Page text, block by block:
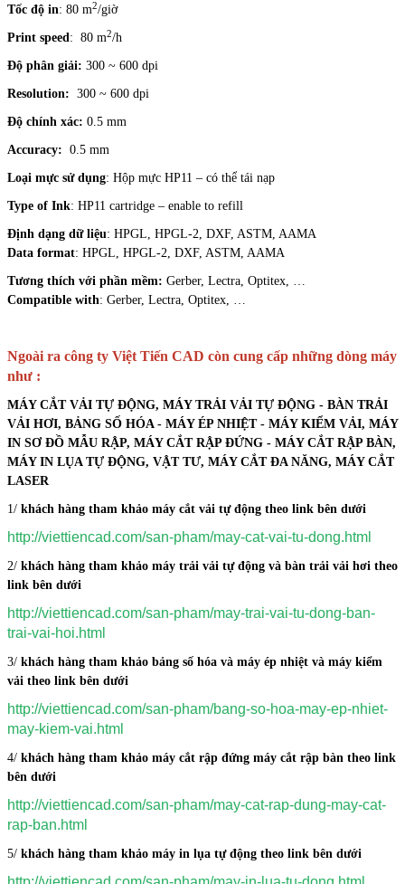
Tốc độ in: 80 m2/giờ
Print speed: 80 m2/h
Độ phân giải: 300 ~ 600 dpi
Resolution: 300 ~ 600 dpi
Độ chính xác: 0.5 mm
Accuracy: 0.5 mm
Loại mực sử dụng: Hộp mực HP11 – có thể tái nạp
Type of Ink: HP11 cartridge – enable to refill
Định dạng dữ liệu: HPGL, HPGL-2, DXF, ASTM, AAMA
Data format: HPGL, HPGL-2, DXF, ASTM, AAMA
Tương thích với phần mềm: Gerber, Lectra, Optitex, …
Compatible with: Gerber, Lectra, Optitex, …
Ngoài ra công ty Việt Tiến CAD còn cung cấp những dòng máy
như :
MÁY CẮT VẢI TỰ ĐỘNG, MÁY TRẢI VẢI TỰ ĐỘNG - BÀN TRẢI
VẢI HƠI, BẢNG SỐ HÓA - MÁY ÉP NHIỆT - MÁY KIỂM VẢI, MÁY
IN SƠ ĐỒ MẪU RẬP, MÁY CẮT RẬP ĐỨNG - MÁY CẮT RẬP BÀN,
MÁY IN LỤA TỰ ĐỘNG, VẬT TƯ, MÁY CẮT ĐA NĂNG, MÁY CẮT
LASER
1/ khách hàng tham khảo máy cắt vải tự động theo link bên dưới
http://viettiencad.com/san-pham/may-cat-vai-tu-dong.html
2/ khách hàng tham khảo máy trải vải tự động và bàn trải vải hơi theo
link bên dưới
http://viettiencad.com/san-pham/may-trai-vai-tu-dong-ban-
trai-vai-hoi.html
3/ khách hàng tham khảo bảng số hóa và máy ép nhiệt và máy kiểm
vải theo link bên dưới
http://viettiencad.com/san-pham/bang-so-hoa-may-ep-nhiet-
may-kiem-vai.html
4/ khách hàng tham khảo máy cắt rập đứng máy cắt rập bàn theo link
bên dưới
http://viettiencad.com/san-pham/may-cat-rap-dung-may-cat-
rap-ban.html
5/ khách hàng tham khảo máy in lụa tự động theo link bên dưới